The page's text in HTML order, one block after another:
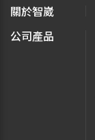
關於智崴
公司產品